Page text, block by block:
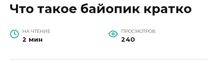
Что такое байопик кратко
НА ЧТЕНИЕ
2 мин
ПРОСМОТРОВ
240